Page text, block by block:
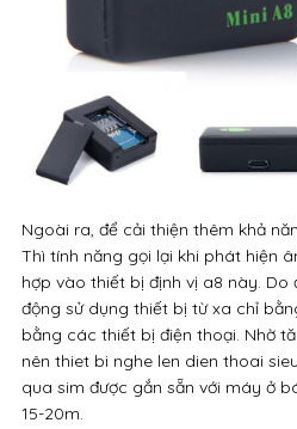
Ngoài ra, để cải thiện thêm khả
Thì tính năng gọi lại khi phát hiện
hợp vào thiết bị định vị a8 này.
động sử dụng thiết bị từ xa chỉ
bằng các thiết bị điện thoại. Nhờ
nên thiet bi nghe len dien thoai
qua sim được gắn sẵn với máy ở
15-20m.